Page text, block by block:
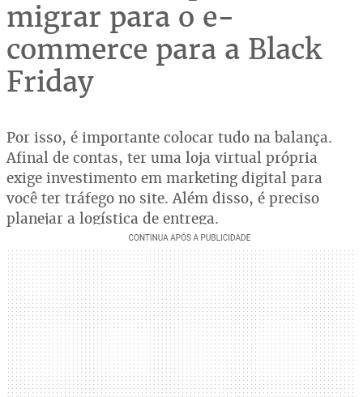
migrar para o e-
commerce para a Black
Friday
Por isso, é importante colocar tudo na balança.
Afinal de contas, ter uma loja virtual própria
exige investimento em marketing digital para
você ter tráfego no site. Além disso, é preciso
planejar a logística de entrega.